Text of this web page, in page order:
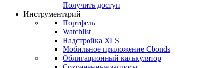
Получить доступ
Инструментарий
Портфель
Watchlist
Надстройка XLS
Мобильное приложение Cbonds
Облигационный калькулятор